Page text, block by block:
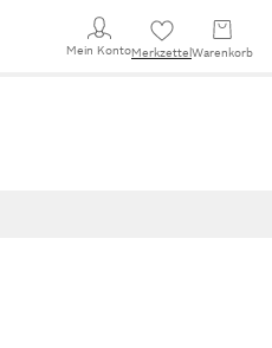
Mein KontoMerkzettel Warenkorb